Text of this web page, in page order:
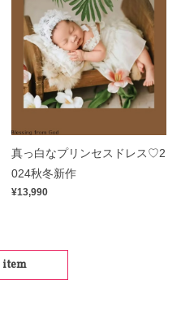
真っ白なプリンセスドレス♡2
024秋冬新作
¥13,990
item